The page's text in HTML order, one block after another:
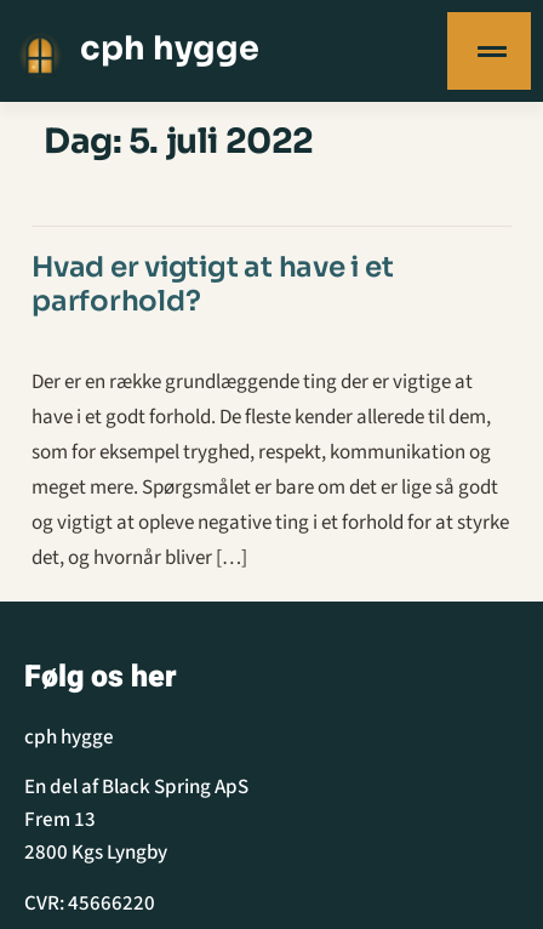
cph hygge
Dag: 5. juli 2022
Hvad er vigtigt at have i et
parforhold?
Der er en række grundlæggende ting der er vigtige at
have i et godt forhold. De fleste kender allerede til dem,
som for eksempel tryghed, respekt, kommunikation og
meget mere. Spørgsmålet er bare om det er lige så godt
og vigtigt at opleve negative ting i et forhold for at styrke
det, og hvornår bliver […]
Følg os her
cph hygge
En del af Black Spring ApS
Frem 13
2800 Kgs Lyngby
CVR: 45666220